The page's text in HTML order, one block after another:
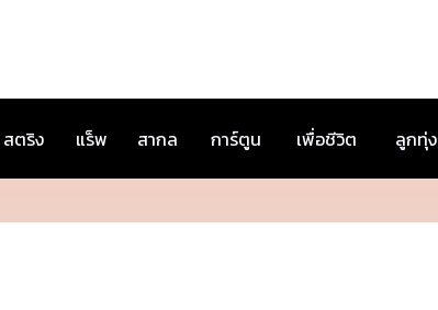
สตริง แร็พ สากล การ์ตูน เพื่อชีวิต ลูกทุ่ง